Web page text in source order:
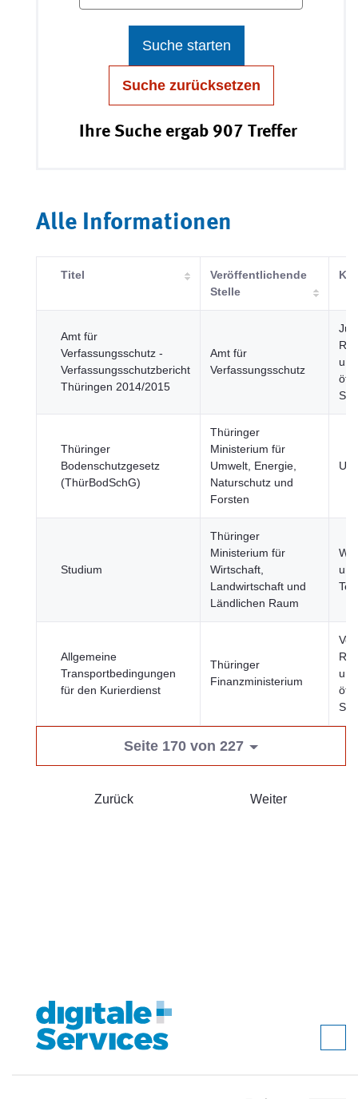
Suche starten
Suche zurücksetzen
Ihre Suche ergab 907 Treffer
Alle Informationen
Titel
Veröffentlichende
Stelle
Amt für
Verfassungsschutz -
Verfassungsschutzbericht
Thüringen 2014/2015
Amt für
Verfassungsschutz
und
Thüringer
Bodenschutzgesetz
(ThürBodSchG)
Thüringer
Ministerium für
Umwelt, Energie,
Naturschutz und
Forsten
Studium
Thüringer
Ministerium für
Wirtschaft,
Landwirtschaft und
Ländlichen Raum
und
Allgemeine
Transportbedingungen
für den Kurierdienst
Thüringer
Finanzministerium
und
Seite 170 von 227
Zurück Weiter